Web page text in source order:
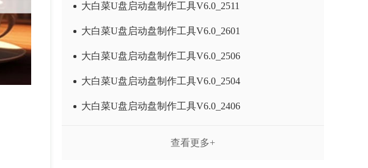
大白菜U盘启动盘制作工具V6.0_2511
大白菜U盘启动盘制作工具V6.0_2601
大白菜U盘启动盘制作工具V6.0_2506
大白菜U盘启动盘制作工具V6.0_2504
大白菜U盘启动盘制作工具V6.0_2406
查看更多+